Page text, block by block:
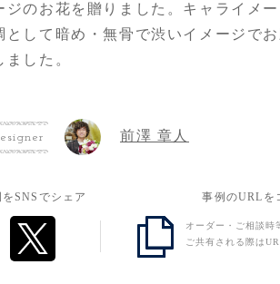
ジのお花を贈りました。キャライメー
として暗め・無骨で渋いイメージで
した。
の想い
会場には残念ながら行けなかったので
前澤 章人
SNSでシェア 事例のURLを
オーダー・ご相談時
ご共有される際は